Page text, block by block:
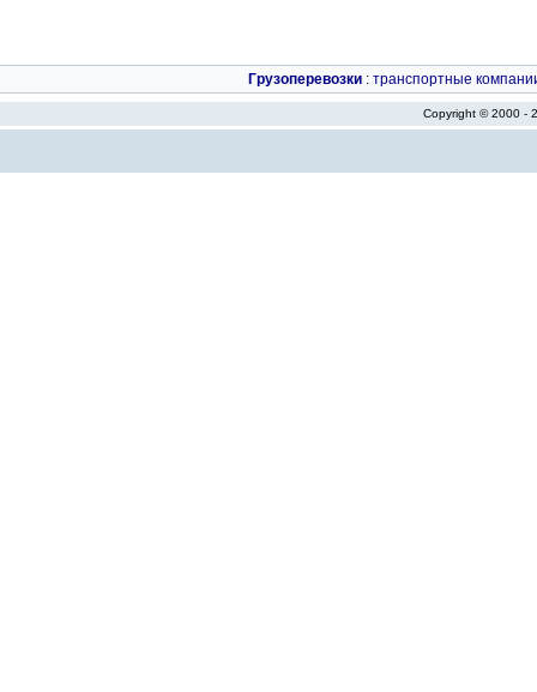
Грузоперевозки : транспортные
Copyright © 2000 -